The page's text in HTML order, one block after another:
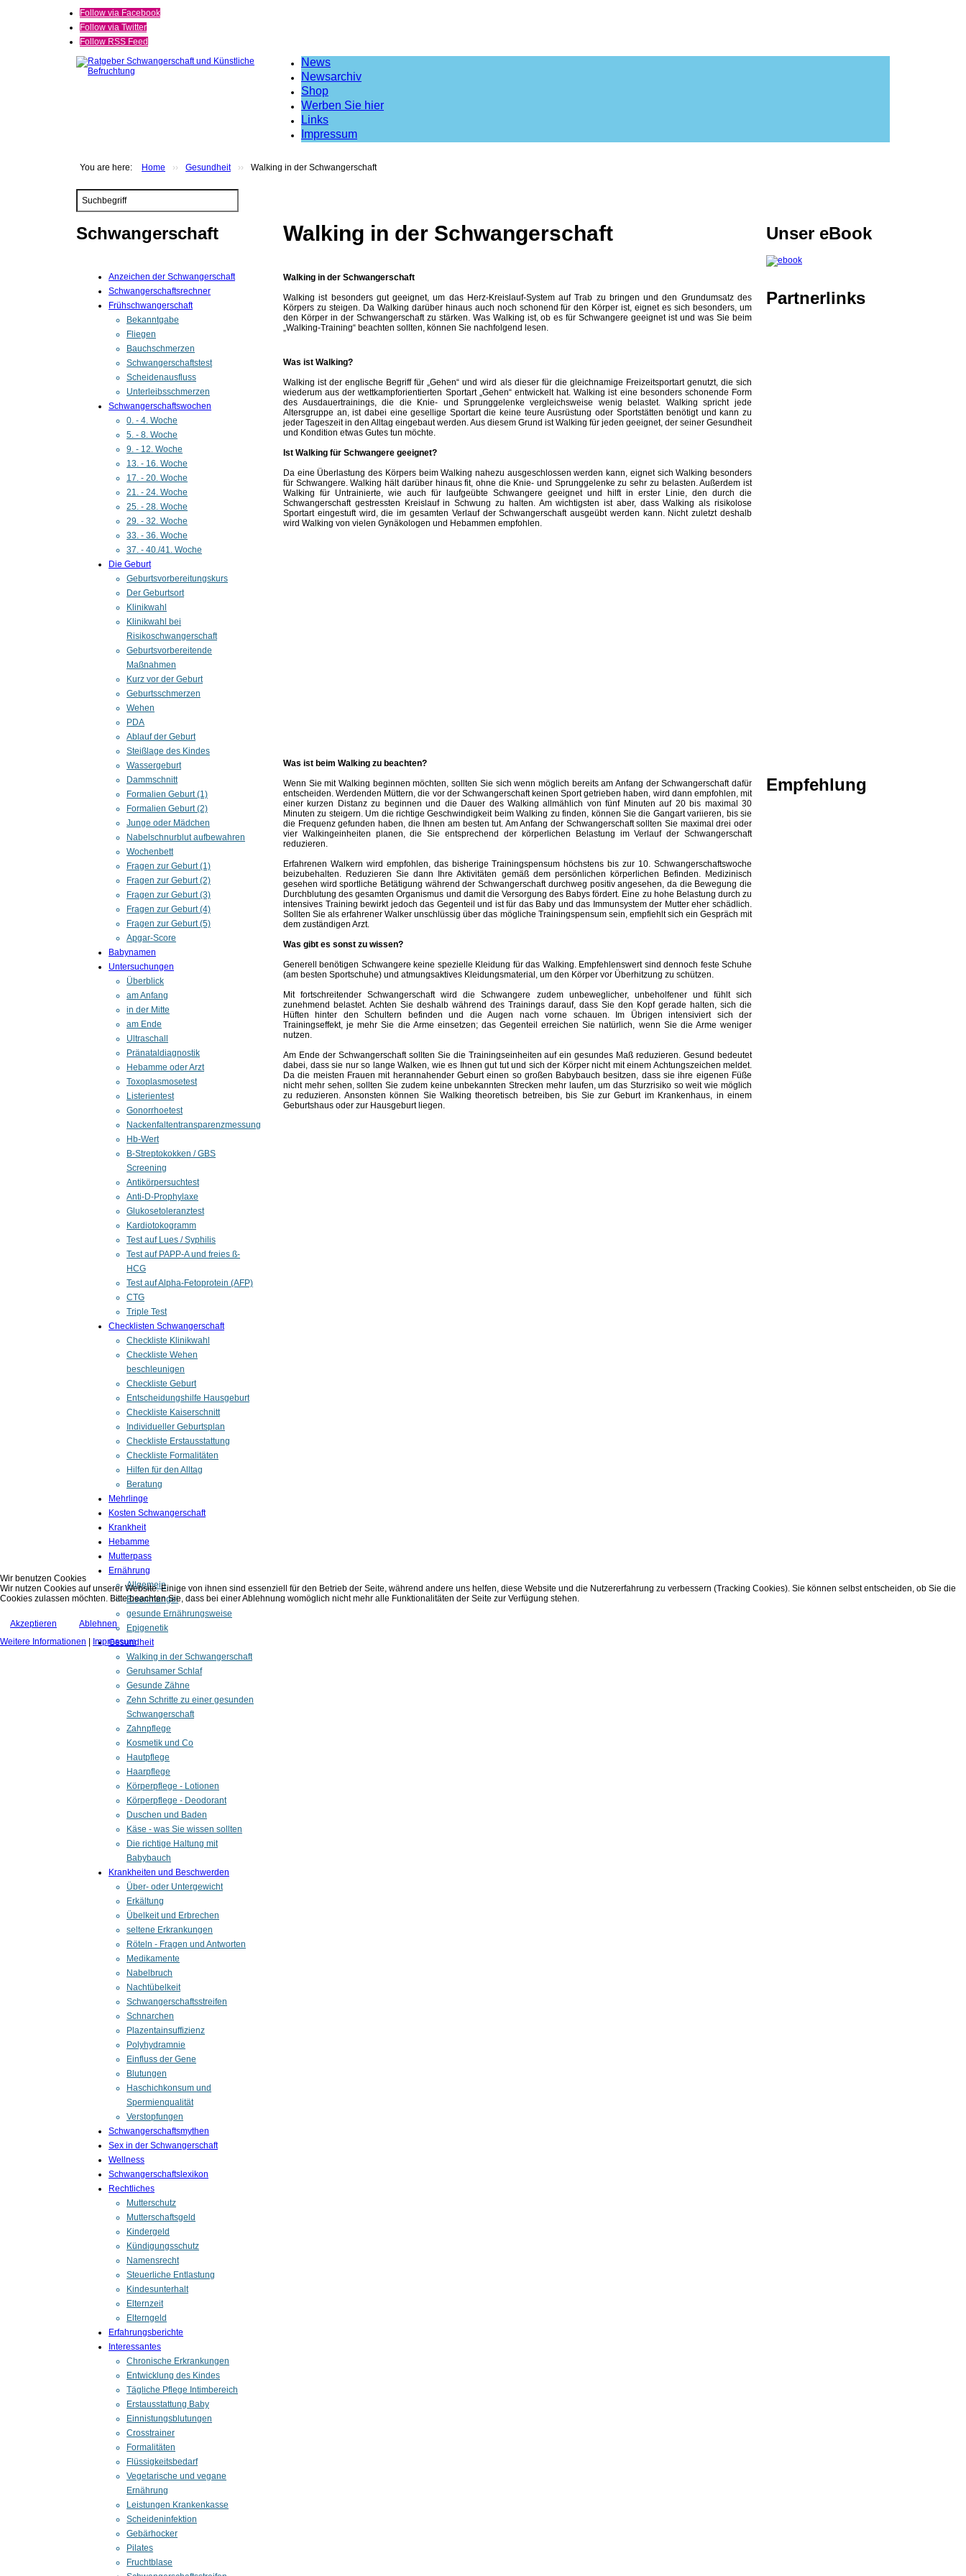
Follow via Facebook
Follow via Twitter
Follow RSS Feed
News
Newsarchiv
Shop
Werben Sie hier
Links
Impressum
You are here: Home ›› Gesundheit ›› Walking in der Schwangerschaft
Search
Schwangerschaft
Anzeichen der Schwangerschaft
Schwangerschaftsrechner
Frühschwangerschaft
Bekanntgabe
Fliegen
Bauchschmerzen
Schwangerschaftstest
Scheidenausfluss
Unterleibsschmerzen
Schwangerschaftswochen
0. - 4. Woche
5. - 8. Woche
9. - 12. Woche
13. - 16. Woche
17. - 20. Woche
21. - 24. Woche
25. - 28. Woche
29. - 32. Woche
33. - 36. Woche
37. - 40./41. Woche
Die Geburt
Geburtsvorbereitungskurs
Der Geburtsort
Klinikwahl
Klinikwahl bei
Risikoschwangerschaft
Geburtsvorbereitende
Maßnahmen
Kurz vor der Geburt
Geburtsschmerzen
Wehen
PDA
Ablauf der Geburt
Steißlage des Kindes
Wassergeburt
Dammschnitt
Formalien Geburt (1)
Formalien Geburt (2)
Junge oder Mädchen
Nabelschnurblut aufbewahren
Wochenbett
Fragen zur Geburt (1)
Fragen zur Geburt (2)
Fragen zur Geburt (3)
Fragen zur Geburt (4)
Fragen zur Geburt (5)
Apgar-Score
Babynamen
Untersuchungen
Überblick
am Anfang
in der Mitte
am Ende
Ultraschall
Pränataldiagnostik
Hebamme oder Arzt
Toxoplasmosetest
Listerientest
Gonorrhoetest
Nackenfaltentransparenzmessung
Hb-Wert
B-Streptokokken / GBS
Screening
Antikörpersuchtest
Anti-D-Prophylaxe
Glukosetoleranztest
Kardiotokogramm
Test auf Lues / Syphilis
Test auf PAPP-A und freies ß-
HCG
Test auf Alpha-Fetoprotein (AFP)
CTG
Triple Test
Checklisten Schwangerschaft
Checkliste Klinikwahl
Checkliste Wehen
beschleunigen
Checkliste Geburt
Entscheidungshilfe Hausgeburt
Checkliste Kaiserschnitt
Individueller Geburtsplan
Checkliste Erstausstattung
Checkliste Formalitäten
Hilfen für den Alltag
Beratung
Mehrlinge
Kosten Schwangerschaft
Krankheit
Hebamme
Mutterpass
Ernährung
Allgemein
Eisenmangel
gesunde Ernährungsweise
Epigenetik
Gesundheit
Walking in der Schwangerschaft
Geruhsamer Schlaf
Gesunde Zähne
Zehn Schritte zu einer gesunden
Schwangerschaft
Zahnpflege
Kosmetik und Co
Hautpflege
Haarpflege
Körperpflege - Lotionen
Körperpflege - Deodorant
Duschen und Baden
Käse - was Sie wissen sollten
Die richtige Haltung mit
Babybauch
Krankheiten und Beschwerden
Über- oder Untergewicht
Erkältung
Übelkeit und Erbrechen
seltene Erkrankungen
Röteln - Fragen und Antworten
Medikamente
Nabelbruch
Nachtübelkeit
Schwangerschaftsstreifen
Schnarchen
Plazentainsuffizienz
Polyhydramnie
Einfluss der Gene
Blutungen
Haschichkonsum und
Spermienqualität
Verstopfungen
Schwangerschaftsmythen
Sex in der Schwangerschaft
Wellness
Schwangerschaftslexikon
Rechtliches
Mutterschutz
Mutterschaftsgeld
Kindergeld
Kündigungsschutz
Namensrecht
Steuerliche Entlastung
Kindesunterhalt
Elternzeit
Elterngeld
Erfahrungsberichte
Interessantes
Chronische Erkrankungen
Entwicklung des Kindes
Tägliche Pflege Intimbereich
Erstausstattung Baby
Einnistungsblutungen
Crosstrainer
Formalitäten
Flüssigkeitsbedarf
Vegetarische und vegane
Ernährung
Leistungen Krankenkasse
Scheideninfektion
Gebärhocker
Pilates
Fruchtblase
Walking in der Schwangerschaft
Walking in der Schwangerschaft
Walking ist besonders gut geeignet, um das Herz-Kreislauf-System auf Trab zu bringen und den Grundumsatz des
Körpers zu steigen. Da Walking darüber hinaus auch noch schonend für den Körper ist, eignet es sich besonders, um
den Körper in der Schwangerschaft zu stärken. Was Walking ist, ob es für Schwangere geeignet ist und was Sie beim
„Walking-Training“ beachten sollten, können Sie nachfolgend lesen.
Was ist Walking?
Walking ist der englische Begriff für „Gehen“ und wird als dieser für die gleichnamige Freizeitsportart genutzt, die sich
wiederum aus der wettkampforientierten Sportart „Gehen“ entwickelt hat. Walking ist eine besonders schonende Form
des Ausdauertrainings, die die Knie- und Sprunggelenke vergleichsweise wenig belastet. Walking spricht jede
Altersgruppe an, ist dabei eine gesellige Sportart die keine teure Ausrüstung oder Sportstätten benötigt und kann zu
jeder Tageszeit in den Alltag eingebaut werden. Aus diesem Grund ist Walking für jeden geeignet, der seiner Gesundheit
und Kondition etwas Gutes tun möchte.
Ist Walking für Schwangere geeignet?
Da eine Überlastung des Körpers beim Walking nahezu ausgeschlossen werden kann, eignet sich Walking besonders
für Schwangere. Walking hält darüber hinaus fit, ohne die Knie- und Sprunggelenke zu sehr zu belasten. Außerdem ist
Walking für Untrainierte, wie auch für laufgeübte Schwangere geeignet und hilft in erster Linie, den durch die
Schwangerschaft gestressten Kreislauf in Schwung zu halten. Am wichtigsten ist aber, dass Walking als risikolose
Sportart eingestuft wird, die im gesamten Verlauf der Schwangerschaft ausgeübt werden kann. Nicht zuletzt deshalb
wird Walking von vielen Gynäkologen und Hebammen empfohlen.
Was ist beim Walking zu beachten?
Wenn Sie mit Walking beginnen möchten, sollten Sie sich wenn möglich bereits am Anfang der Schwangerschaft dafür
entscheiden. Werdenden Müttern, die vor der Schwangerschaft keinen Sport getrieben haben, wird dann empfohlen, mit
einer kurzen Distanz zu beginnen und die Dauer des Walking allmählich von fünf Minuten auf 20 bis maximal 30
Minuten zu steigern. Um die richtige Geschwindigkeit beim Walking zu finden, können Sie die Gangart variieren, bis sie
die Frequenz gefunden haben, die Ihnen am besten tut. Am Anfang der Schwangerschaft sollten Sie maximal drei oder
vier Walkingeinheiten planen, die Sie entsprechend der körperlichen Belastung im Verlauf der Schwangerschaft
reduzieren.
Erfahrenen Walkern wird empfohlen, das bisherige Trainingspensum höchstens bis zur 10. Schwangerschaftswoche
beizubehalten. Reduzieren Sie dann Ihre Aktivitäten gemäß dem persönlichen körperlichen Befinden. Medizinisch
gesehen wird sportliche Betätigung während der Schwangerschaft durchweg positiv angesehen, da die Bewegung die
Durchblutung des gesamten Organismus und damit die Versorgung des Babys fördert. Eine zu hohe Belastung durch zu
intensives Training bewirkt jedoch das Gegenteil und ist für das Baby und das Immunsystem der Mutter eher schädlich.
Sollten Sie als erfahrener Walker unschlüssig über das mögliche Trainingspensum sein, empfiehlt sich ein Gespräch mit
dem zuständigen Arzt.
Was gibt es sonst zu wissen?
Generell benötigen Schwangere keine spezielle Kleidung für das Walking. Empfehlenswert sind dennoch feste Schuhe
(am besten Sportschuhe) und atmungsaktives Kleidungsmaterial, um den Körper vor Überhitzung zu schützen.
Mit fortschreitender Schwangerschaft wird die Schwangere zudem unbeweglicher, unbeholfener und fühlt sich
zunehmend belastet. Achten Sie deshalb während des Trainings darauf, dass Sie den Kopf gerade halten, sich die
Hüften hinter den Schultern befinden und die Augen nach vorne schauen. Im Übrigen intensiviert sich der
Trainingseffekt, je mehr Sie die Arme einsetzen; das Gegenteil erreichen Sie natürlich, wenn Sie die Arme weniger
nutzen.
Am Ende der Schwangerschaft sollten Sie die Trainingseinheiten auf ein gesundes Maß reduzieren. Gesund bedeutet
dabei, dass sie nur so lange Walken, wie es Ihnen gut tut und sich der Körper nicht mit einem Achtungszeichen meldet.
Da die meisten Frauen mit herannahender Geburt einen so großen Babybauch besitzen, dass sie ihre eigenen Füße
nicht mehr sehen, sollten Sie zudem keine unbekannten Strecken mehr laufen, um das Sturzrisiko so weit wie möglich
zu reduzieren. Ansonsten können Sie Walking theoretisch betreiben, bis Sie zur Geburt im Krankenhaus, in einem
Geburtshaus oder zur Hausgeburt liegen.
Unser eBook
Partnerlinks
Empfehlung
Wir benutzen Cookies
Wir nutzen Cookies auf unserer Website. Einige von ihnen sind essenziell für den Betrieb der Seite, während andere uns helfen, diese Website und die Nutzererfahrung zu verbessern (Tracking Cookies). Sie können selbst entscheiden, ob Sie die
Cookies zulassen möchten. Bitte beachten Sie, dass bei einer Ablehnung womöglich nicht mehr alle Funktionalitäten der Seite zur Verfügung stehen.
Akzeptieren
Ablehnen
Weitere Informationen
Impressum